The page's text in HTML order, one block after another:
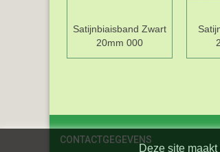
Satijnbiaisband Zwart
20mm 000
CONTACTGEGEVENS
Deze site